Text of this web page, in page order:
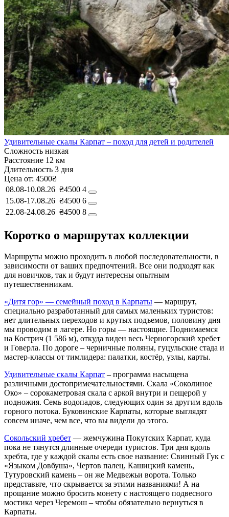
Удивительные скалы Карпат – поход для детей и родителей
Сложность низкая
Расстояние 12 км
Длительность 3 дня
Цена от: 4500₴
08.08-10.08.26 ₴4500 4
15.08-17.08.26 ₴4500 6
22.08-24.08.26 ₴4500 8
Коротко о маршрутах коллекции
Маршруты можно проходить в любой последовательности, в
зависимости от ваших предпочтений. Все они подходят как
для новичков, так и будут интересны опытным
путешественникам.
«Дитя гор» — семейный поход в Карпаты — маршрут,
специально разработанный для самых маленьких туристов:
нет длительных переходов и крутых подъемов, половину дня
мы проводим в лагере. Но горы — настоящие. Поднимаемся
на Кострич (1 586 м), откуда виден весь Черногорский хребет
и Говерла. По дороге – черничные поляны, гуцульские стада и
мастер-классы от тимлидера: палатки, костёр, узлы, карты.
Удивительные скалы Карпат – программа насыщена
различными достопримечательностями. Скала «Соколиное
Око» – сорокаметровая скала с аркой внутри и пещерой у
подножия. Семь водопадов, следующих один за другим вдоль
горного потока. Буковинские Карпаты, которые выглядят
совсем иначе, чем все, что вы видели до этого.
Сокольский хребет — жемчужина Покутских Карпат, куда
пока не тянутся длинные очереди туристов. Три дня вдоль
хребта, где у каждой скалы есть свое название: Свинный Гук с
«Языком Довбуша», Чертов палец, Кашицкий камень,
Тутуровский камень – он же Медвежьи ворота. Только
представьте, что скрывается за этими названиями! А на
прощание можно бросить монету с настоящего подвесного
мостика через Черемош – чтобы обязательно вернуться в
Карпаты.